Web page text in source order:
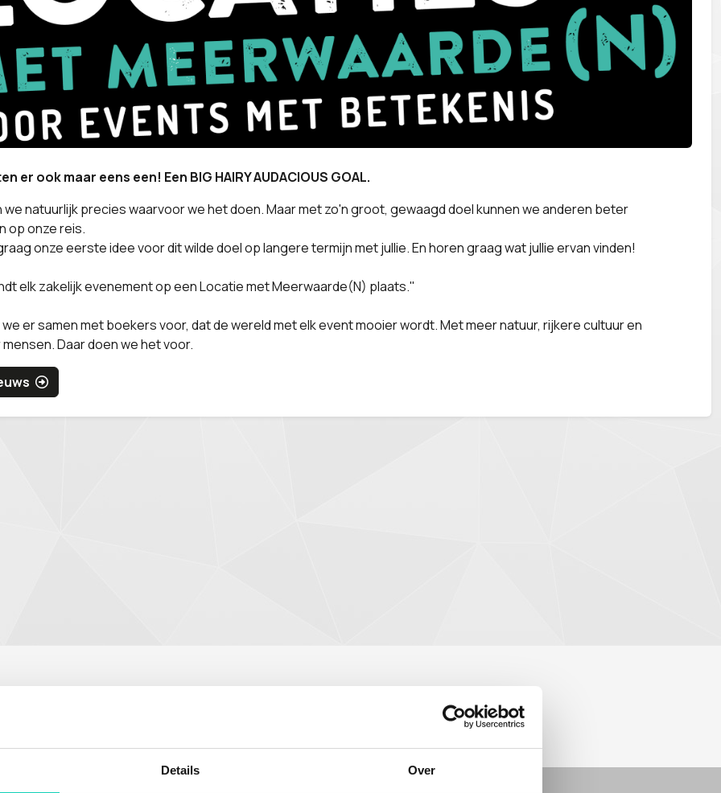
Details Over
er ook maar eens een! Een BIG HAIRY AUDACIOUS GOAL.
we natuurlijk precies waarvoor we het doen. Maar met zo'n groot, gewaagd doel kunnen we anderen beter
op onze reis.
onze eerste idee voor dit wilde doel op langere termijn met jullie. En horen graag wat jullie ervan vinden!
elk zakelijk evenement op een Locatie met Meerwaarde(N) plaats."
er samen met boekers voor, dat de wereld met elk event mooier wordt. Met meer natuur, rijkere cultuur en
Daar doen we het voor.